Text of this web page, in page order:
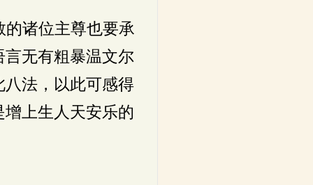
诸位主尊也要承
无有粗暴温文尔
法，以此可感得
上生人天安乐的